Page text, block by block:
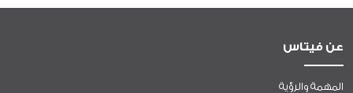
عن فيتاس
المهمة والرؤية